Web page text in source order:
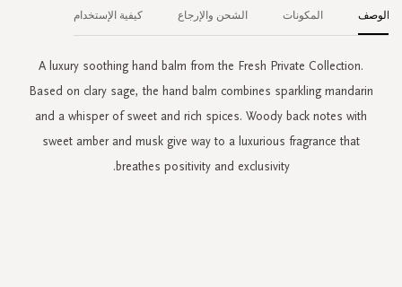
الوصف
A luxury soothing hand balm from the Fresh Private Collection.
Based on clary sage, the hand balm combines sparkling mandarin
and a whisper of sweet and rich spices. Woody back notes with
sweet amber and musk give way to a luxurious fragrance that
breathes positivity and exclusivity.
المكونات الشحن والإرجاع كيفية الإستخدام